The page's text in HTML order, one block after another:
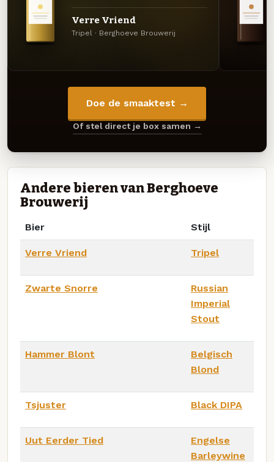
Verre Vriend
Tripel · Berghoeve Brouwerij
Doe de smaaktest →
Of stel direct je box samen →
Andere bieren van Berghoeve
Brouwerij
Bier Stijl
Verre Vriend Tripel
Zwarte Snorre
Russian
Imperial
Stout
Hammer Blont
Belgisch
Blond
Tsjuster Black DIPA
Uut Eerder Tied
Engelse
Barleywine